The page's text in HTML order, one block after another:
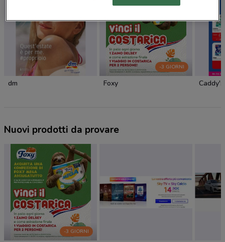
dm
-3 GIORNI
Foxy Caddy's
Nuovi prodotti da provare
-3 GIORNI